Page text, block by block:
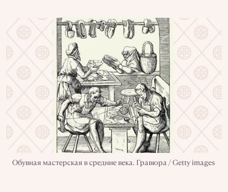
Обувная мастерская в средние века. Гравюра / Getty images